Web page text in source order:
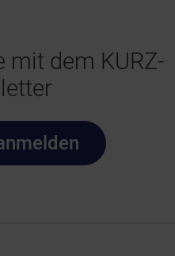
mit dem KURZ-